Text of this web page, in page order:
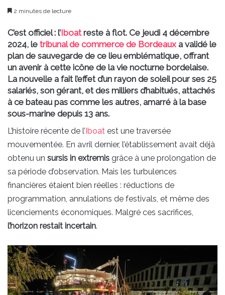
2 minutes de lecture
C’est officiel : l’Iboatreste à flot. Ce jeudi 4 décembre
2024, le tribunal de commerce de Bordeaux a validé le
plan de sauvegarde de ce lieu emblématique, offrant
un avenir à cette icône de la vie nocturne bordelaise.
La nouvelle a fait l’effet d’un rayon de soleil pour ses 25
salariés, son gérant, et des milliers d’habitués, attachés
à ce bateau pas comme les autres, amarré à la base
sous-marine depuis 13 ans.
L’histoire récente de l’Iboat est une traversée
mouvementée. En avril dernier, l’établissement avait déjà
obtenu un sursis in extremis grâce à une prolongation de
sa période d’observation. Mais les turbulences
financières étaient bien réelles : réductions de
programmation, annulations de festivals, et même des
licenciements économiques. Malgré ces sacrifices,
l’horizon restait incertain.